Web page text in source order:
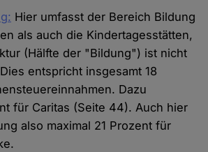
Hier umfasst der Bereich Bildung
als auch die Kindertagesstätten,
(Hälfte der "Bildung") ist nicht
entspricht insgesamt 18
Dazu
für Caritas (Seite 44). Auch hier
also maximal 21 Prozent für